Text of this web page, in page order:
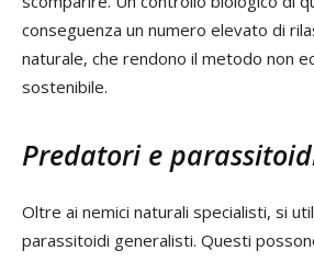
conseguenza un numero elevato di
naturale, che rendono il metodo non
sostenibile.
Predatori e
Oltre ai nemici naturali specialisti, si
parassitoidi generalisti. Questi